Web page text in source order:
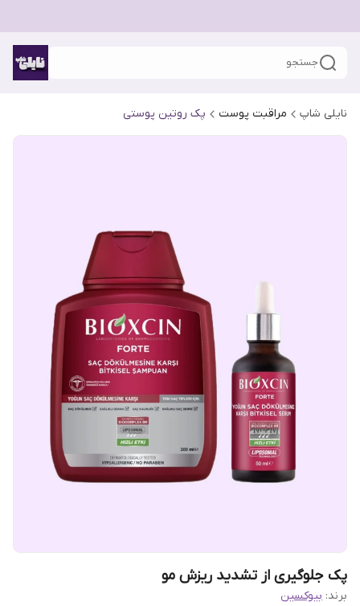
جستجو
نایلی شاپ مراقبت پوست پک روتین پوستی
پک جلوگیری از تشدید ریزش مو
برند: بیوکسین